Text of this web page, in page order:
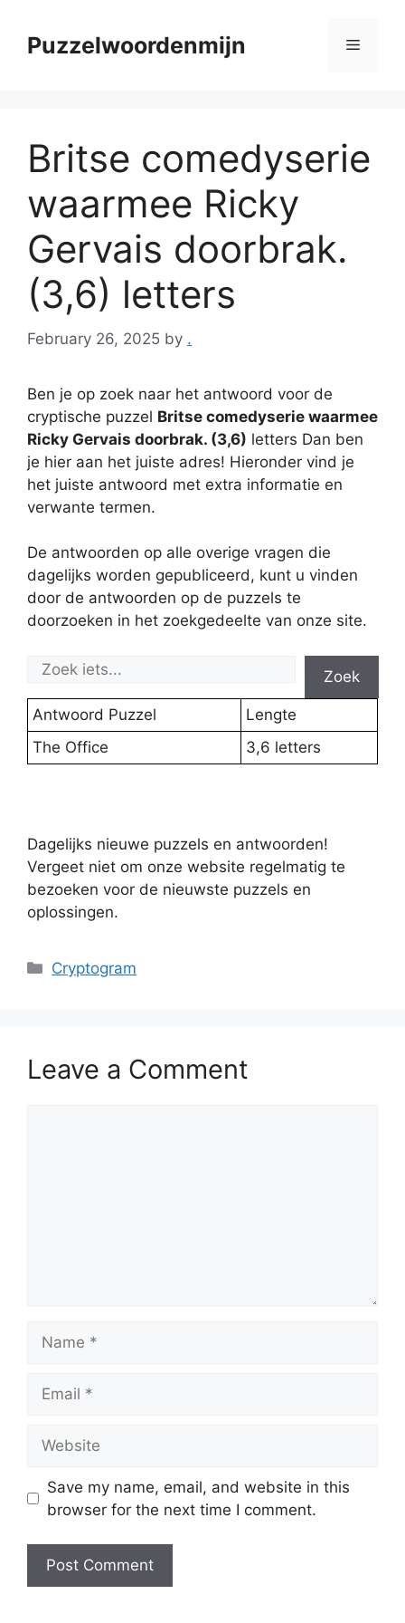
contentPuzzelwoordenmijn Menu
Britse comedyserie
waarmee Ricky
Gervais doorbrak.
(3,6) letters
February 26, 2025 by .
Ben je op zoek naar het antwoord voor de
cryptische puzzel Britse comedyserie waarmee
Ricky Gervais doorbrak. (3,6) letters Dan ben
je hier aan het juiste adres! Hieronder vind je
het juiste antwoord met extra informatie en
verwante termen.
De antwoorden op alle overige vragen die
dagelijks worden gepubliceerd, kunt u vinden
door de antwoorden op de puzzels te
doorzoeken in het zoekgedeelte van onze site.
Zoek
Antwoord Puzzel
Lengte
The Office
3,6 letters
Dagelijks nieuwe puzzels en antwoorden!
Vergeet niet om onze website regelmatig te
bezoeken voor de nieuwste puzzels en
oplossingen.
Categories
Cryptogram
Leave a Comment
Save my name, email, and website in this
browser for the next time I comment.